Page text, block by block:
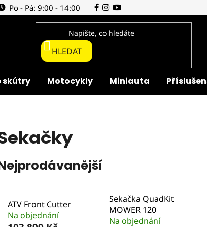
Po - Pá: 9:00 - 14:00
HLEDAT
skútry Motocykly Miniauta
ATV Front Cutter
Na objednání
Sekačka QuadKit
MOWER 120
Na objednání